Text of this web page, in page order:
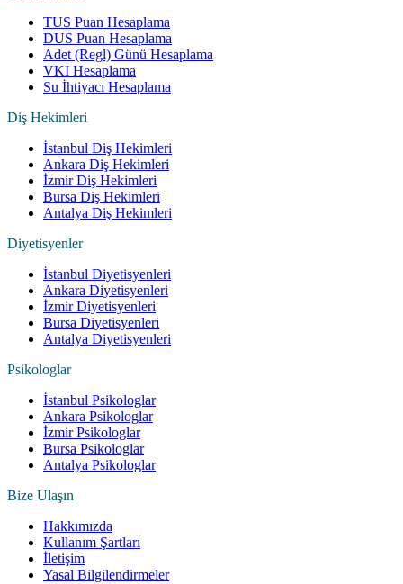
TUS Puan Hesaplama
DUS Puan Hesaplama
Adet (Regl) Günü Hesaplama
VKI Hesaplama
Su İhtiyacı Hesaplama
Diş Hekimleri
İstanbul Diş Hekimleri
Ankara Diş Hekimleri
İzmir Diş Hekimleri
Bursa Diş Hekimleri
Antalya Diş Hekimleri
Diyetisyenler
İstanbul Diyetisyenleri
Ankara Diyetisyenleri
İzmir Diyetisyenleri
Bursa Diyetisyenleri
Antalya Diyetisyenleri
Psikologlar
İstanbul Psikologlar
Ankara Psikologlar
İzmir Psikologlar
Bursa Psikologlar
Antalya Psikologlar
Bize Ulaşın
Hakkımızda
Kullanım Şartları
İletişim
Yasal Bilgilendirmeler